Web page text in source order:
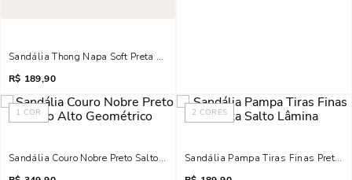
Sandália Thong Napa Soft Preta Salto Anabela
R$ 189,90
1 COR
Sandália Couro Nobre Preto Salto Alto Geométrico
2 CORES
Sandália Pampa Tiras Finas Preta